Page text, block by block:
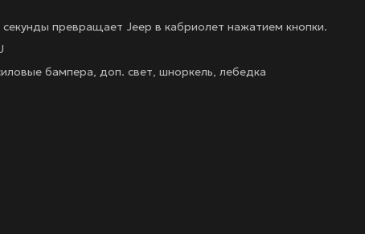
превращает Jeep в кабриолет нажатием кнопки.
бампера, доп. свет, шноркель, лебедка